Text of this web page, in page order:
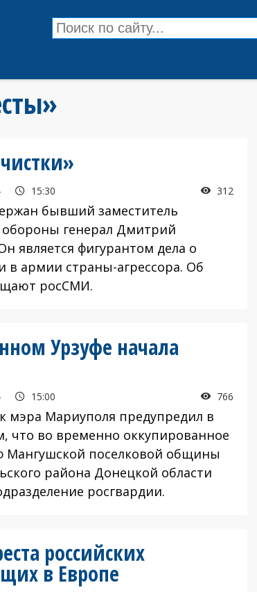
15:30 312
бывший заместитель
генерал Дмитрий
является фигурантом дела о
в армии страны-агрессора. Об
росСМИ.
Урзуфе начала
15:00 766
мэра Мариуполя предупредил в
что во временно оккупированное
Мангушской поселковой общины
района Донецкой области
росгвардии.
российских
в Европе